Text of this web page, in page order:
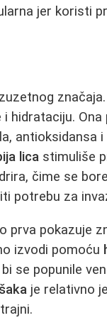
jer koristi
značaja.
hidrataciju.
antioksidansa
lica stimuliše
čime se
potrebu za
prva pokazuje
izvodi pomoću
se popunile
je relativno